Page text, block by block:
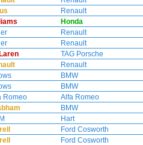
Renault
Honda
Renault
Renault
TAG Porsche
Renault
BMW
BMW
Romeo Alfa Romeo
BMW
Hart
Ford Cosworth
Ford Cosworth